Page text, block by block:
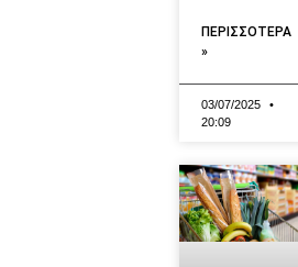
ΠΕΡΙΣΣΟΤΕΡΑ
»
03/07/2025
20:09